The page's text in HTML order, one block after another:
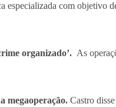
especializada com
organizado’. As
megaoperação. Castro